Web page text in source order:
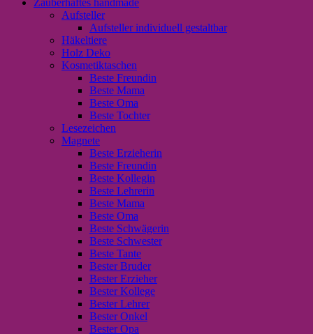
Aufsteller
Aufsteller individuell gestaltbar
Häkeltiere
Holz Deko
Kosmetiktaschen
Beste Freundin
Beste Mama
Beste Oma
Beste Tochter
Lesezeichen
Magnete
Beste Erzieherin
Beste Freundin
Beste Kollegin
Beste Lehrerin
Beste Mama
Beste Oma
Beste Schwägerin
Beste Schwester
Beste Tante
Bester Bruder
Bester Erzieher
Bester Kollege
Bester Lehrer
Bester Onkel
Bester Opa